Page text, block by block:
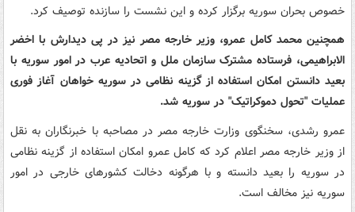
خصوص بحران سوریه برگزار کرده و این نشست را سازنده توصیف کرد.
همچنین محمد کامل عمرو، وزیر خارجه مصر نیز در پی دیدارش با اخضر
الابراهیمی، فرستاده مشترک سازمان ملل و اتحادیه عرب در امور سوریه با
بعید دانستن امکان استفاده از گزینه نظامی در سوریه خواهان آغاز فوری
عملیات "تحول دموکراتیک" در سوریه شد.
عمرو رشدی، سخنگوی وزارت خارجه مصر در مصاحبه با خبرنگاران به نقل
از وزیر خارجه مصر اعلام کرد که کامل عمرو امکان استفاده از گزینه نظامی
در سوریه را بعید دانسته و با هرگونه دخالت کشورهای خارجی در امور
سوریه نیز مخالف است.